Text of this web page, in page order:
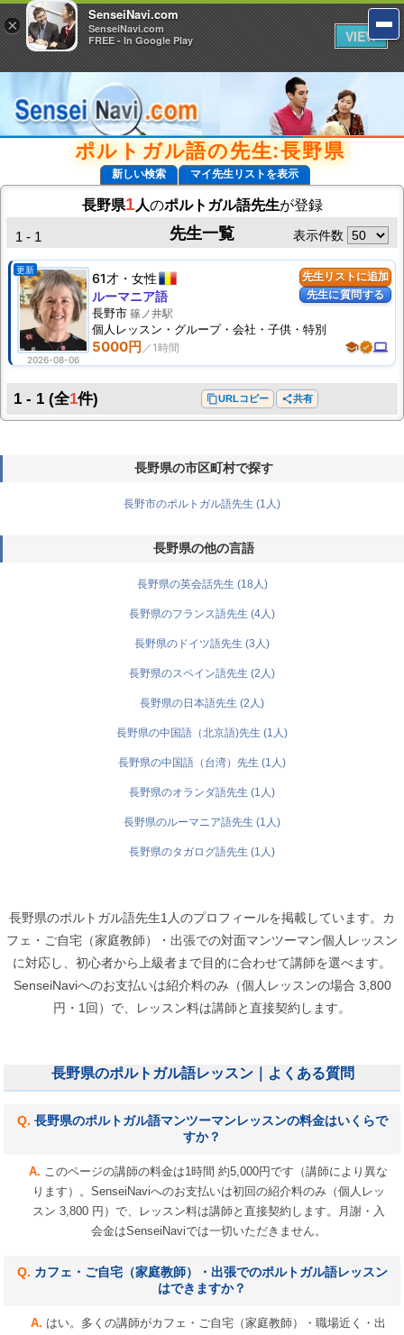
ポルトガル語の先生:長野県
新しい検索 マイ先生リストを表示
長野県1 人のポルトガル語先生が登録
先生一覧
1 - 1 表示件数
先生リストに追加
先生に質問する
更新
2026-08-06
61才 女性
5000円 schoolverifiedcomputer
ルーマニア語
長野市 篠ノ井駅
個人 レッスン ・グループ・会社・子供・特別
1 - 1 (全1件) content_copyURLコピー share共有
長野県の市区町村で探す
長野市のポルトガル語先生 (1人)
長野県の他の言語
長野県の英会話先生 (18人)
長野県のフランス語先生 (4人)
長野県のドイツ語先生 (3人)
長野県のスペイン語先生 (2人)
長野県の日本語先生 (2人)
長野県の中国語（北京語)先生 (1人)
長野県の中国語（台湾）先生 (1人)
長野県のオランダ語先生 (1人)
長野県のルーマニア語先生 (1人)
長野県のタガログ語先生 (1人)
長野県のポルトガル語先生1人のプロフィールを掲載しています。カ
フェ・ご自宅（家庭教師）・出張での対面マンツーマン個人レッスン
に対応し、初心者から上級者まで目的に合わせて講師を選べます。
SenseiNaviへのお支払いは紹介料のみ（個人レッスンの場合 3,800
円・1回）で、レッスン料は講師と直接契約します。
長野県のポルトガル語レッスン｜よくある質問
長野県のポルトガル語マンツーマンレッスンの料金はいくらで
すか？
このページの講師の料金は1時間 約5,000円です（講師により異な
ります）。SenseiNaviへのお支払いは初回の紹介料のみ（個人レッ
スン 3,800 円）で、レッスン料は講師と直接契約します。月謝・入
会金はSenseiNaviでは一切いただきません。
カフェ・ご自宅（家庭教師）・出張でのポルトガル語レッスン
はできますか？
はい。多くの講師がカフェ・ご自宅（家庭教師）・職場近く・出
×
SenseiNavi.com
SenseiNavi.com
FREE - In Google Play
VIEW
×
SenseiNavi.com
SenseiNavi.com
FREE - In Google Play
VIEW